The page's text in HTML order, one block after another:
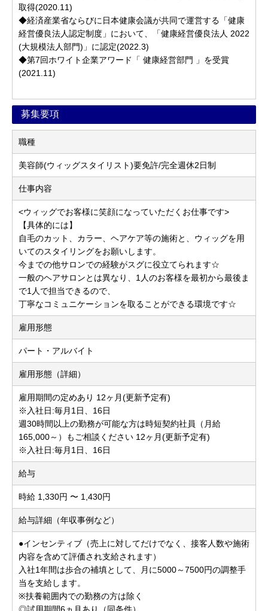
取得(2020.11)
◆経済産業省ならびに日本健康会議が共同で運営する「健康
経営優良法人認定制度」において、「健康経営優良法人 2022
(大規模法人部門)」に認定(2022.3)
◆第7回ホワイト企業アワード「 健康経営部門 」を受賞
(2021.11)
募集要項
職種
美容師(ウィッグスタイリスト)要免許/完全週休2日制
仕事内容
<ウィッグでお客様に笑顔になっていただくお仕事です>
【具体的には】
自毛のカット、カラー、ヘアケア等の施術と、ウィッグを用
いてのスタイリングをお願いします。
今までの他サロンでの経験がスグに役立てられます☆
一般のヘアサロンとは異なり、1人のお客様を最初から最後ま
で1人で担当できるので、
丁寧なコミュニケーションを取ることができる環境です☆
雇用形態
パート・アルバイト
雇用形態（詳細）
雇用期間の定めあり 12ヶ月(更新予定有)
※入社日:毎月1日、16日
週30時間以上の勤務が可能な方は時短契約社員（月給
165,000～）もご相談ください 12ヶ月(更新予定有)
※入社日:毎月1日、16日
給与
時給 1,330円 〜 1,430円
給与詳細（年収事例など）
●インセンティブ（売上に対してだけでなく、接客人数や施術
内容を含めて評価され支給されます）
入社1年間は歩合の補填として、月に5000～7500円の調整手
当を支給します。
※扶養範囲内での勤務の方は除く